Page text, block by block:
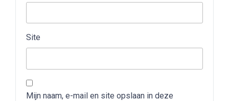
Site
Mijn naam, e-mail en site opslaan in deze